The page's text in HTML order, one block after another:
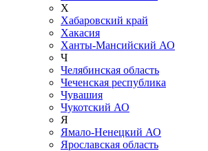
Х
Хабаровский край
Хакасия
Ханты-Мансийский АО
Ч
Челябинская область
Чеченская республика
Чувашия
Чукотский АО
Я
Ямало-Ненецкий АО
Ярославская область